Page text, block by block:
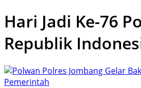
Hari Jadi Ke-76
Republik
Pemerintah